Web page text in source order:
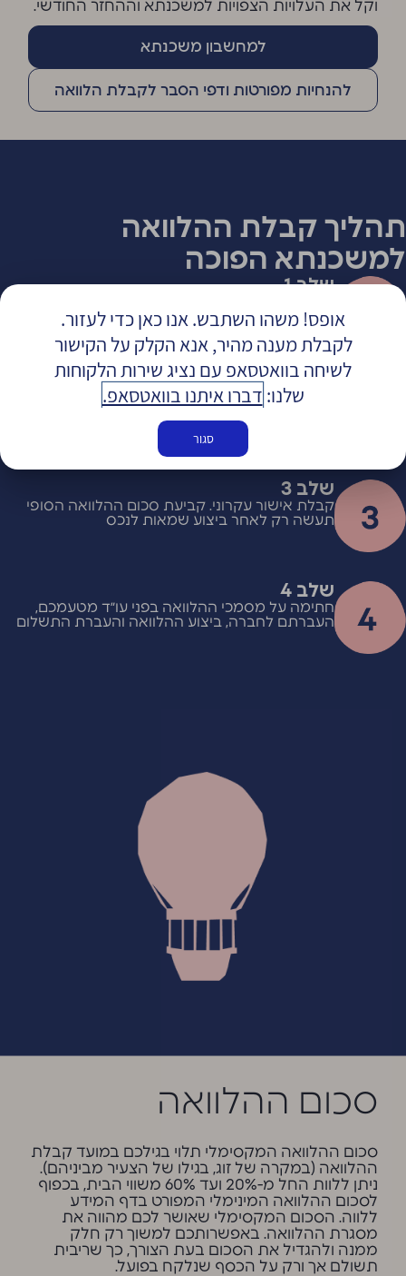
וקל את העלויות הצפויות למשכנתא וההחזר החודשי.
למחשבון משכנתא
להנחיות מפורטות ודפי הסבר לקבלת הלוואה
תהליך קבלת ההלוואה
למשכנתא הפוכה
שלב 1
שלב 2
מילוי בקשת הלוואה ומסמכים נלווים, שליחתם, בדיקת
המסמכים ואישור ההלוואה ע"י החברה
שלב 3
קבלת אישור עקרוני. קביעת סכום ההלוואה הסופי
תעשה רק לאחר ביצוע שמאות לנכס
שלב 4
חתימה על מסמכי ההלוואה בפני עו״ד מטעמכם,
העברתם לחברה, ביצוע ההלוואה והעברת התשלום
סכום ההלוואה
סכום ההלוואה המקסימלי תלוי בגילכם במועד קבלת
ההלוואה (במקרה של זוג, בגילו של הצעיר מביניהם).
ניתן ללוות החל מ-20% ועד 60% משווי הבית, בכפוף
לסכום ההלוואה המינימלי המפורט בדף המידע
ללווה. הסכום המקסימלי שאושר לכם מהווה את
מסגרת ההלוואה. באפשרותכם למשוך רק חלק
ממנה ולהגדיל את הסכום בעת הצורך, כך שריבית
תשולם אך ורק על הכסף שנלקח בפועל.
אופס! משהו השתבש. אנו כאן כדי לעזור.
לקבלת מענה מהיר, אנא הקלק על הקישור
לשיחה בוואטסאפ עם נציג שירות הלקוחות
שלנו: דברו איתנו בוואטסאפ.
סגור